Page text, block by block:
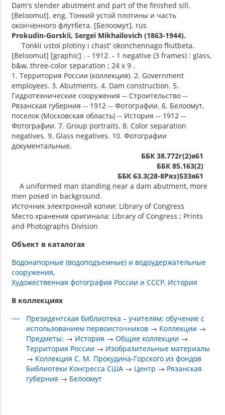
Dam's slender abutment and part of the finished sill.
[Beloomut]. eng. Тонкий устой плотины и часть
оконченного флутбета. [Белоомут]. rus
Prokudin-Gorskii, Sergei Mikhailovich (1863-1944).
Tonkii ustoi plotiny i chast' okonchennago fliutbeta.
[Beloomut] [graphic] . - 1912. - 1 negative (3 frames) : glass,
b&w, three-color separation ; 24 x 9 .
1. Территория России (коллекция). 2. Government
employees. 3. Abutments. 4. Dam construction. 5.
Гидротехнические сооружения -- Строительство --
Рязанская губерния -- 1912 -- Фотографии. 6. Белоомут,
поселок (Московская область) -- История -- 1912 --
Фотографии. 7. Group portraits. 8. Color separation
negatives. 9. Glass negatives. 10. Фотографии
документальные.
ББК 38.772г(2)я61
ББК 85.163(2)
ББК 63.3(28-8Ряз)533я61
A uniformed man standing near a dam abutment, more
men posed in background.
Источник электронной копии: Library of Congress
Место хранения оригинала: Library of Congress ; Prints
and Photographs Division
Объект в каталогах
Водонапорные (водоподъемные) и водоудержательные
сооружения
Художественная фотография России и СССР История
В коллекциях
Президентская библиотека – учителям: обучение с
использованием первоисточников → Коллекции →
Предметы: → История →Общие коллекции →
Территория России → Изобразительные материалы
→ Коллекция С. М. Прокудина-Горского из фондов
Библиотеки Конгресса США → Центр → Рязанская
губерния → Белоомут